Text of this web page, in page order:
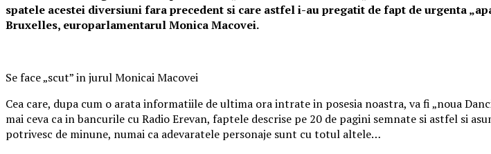
spatele acestei diversiuni fara precedent si care astfel i-au pregatit de fapt de urgenta
Bruxelles, europarlamentarul Monica Macovei.
Se face „scut” in jurul Monicai Macovei
Cea care, dupa cum o arata informatiile de ultima ora intrate in posesia noastra, va fi „noua
mai ceva ca in bancurile cu Radio Erevan, faptele descrise pe 20 de pagini semnate si astfel si
potrivesc de minune, numai ca adevaratele personaje sunt cu totul altele…